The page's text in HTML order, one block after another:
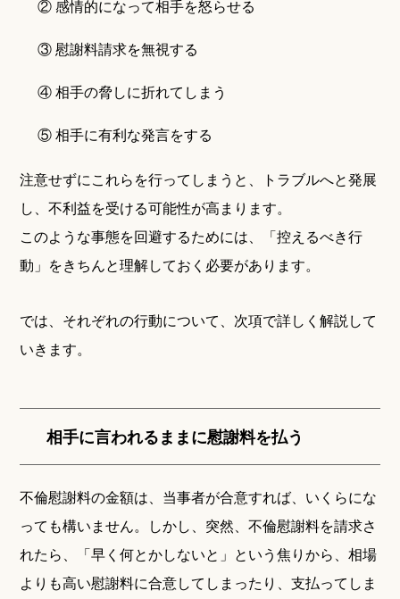
② 感情的になって相手を怒らせる
③ 慰謝料請求を無視する
④ 相手の脅しに折れてしまう
⑤ 相手に有利な発言をする
注意せずにこれらを行ってしまうと、トラブルへと発展
し、不利益を受ける可能性が高まります。
このような事態を回避するためには、「控えるべき行
動」をきちんと理解しておく必要があります。
では、それぞれの行動について、次項で詳しく解説して
いきます。
相手に言われるままに慰謝料を払う
不倫慰謝料の金額は、当事者が合意すれば、いくらにな
っても構いません。しかし、突然、不倫慰謝料を請求さ
れたら、「早く何とかしないと」という焦りから、相場
よりも高い慰謝料に合意してしまったり、支払ってしま